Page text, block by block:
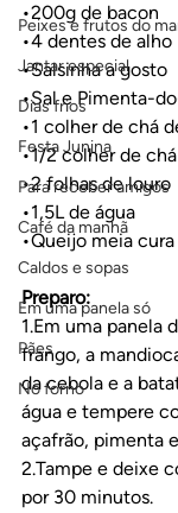
Peixes e frutos do
Jantar especial
Dias frios
Festa Junina
Para receber amigos
Café da manhã
Caldos e sopas
Em uma panela só
Pães
No forno
•200g de bacon
•4 dentes de alho
•Salsinha a gosto
•Sal e Pimenta-
•1 colher de chá
•1/2 colher de
•2 folhas de louro
•1,5L de água
•Queijo meia cura
Preparo:
1.Em uma panela
frango, a
da cebola e a
água e tempere
açafrão, pimenta
2.Tampe e deixe
por 30 minutos.